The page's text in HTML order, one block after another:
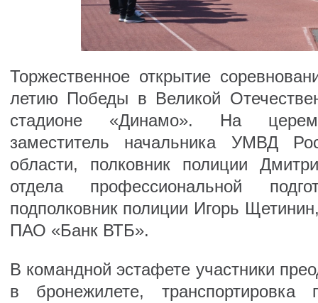
Торжественное открытие
летию Победы в Великой
стадионе «Динамо». На
заместитель начальника УМВД
области, полковник полиции
отдела профессиональной
подполковник полиции Игорь
ПАО «Банк ВТБ».
В командной эстафете участники
в бронежилете, транспортировка